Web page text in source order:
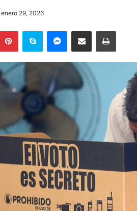
enero 29, 2026
PinterestSkype MessengerCompartir por correo electrónicoImprimir